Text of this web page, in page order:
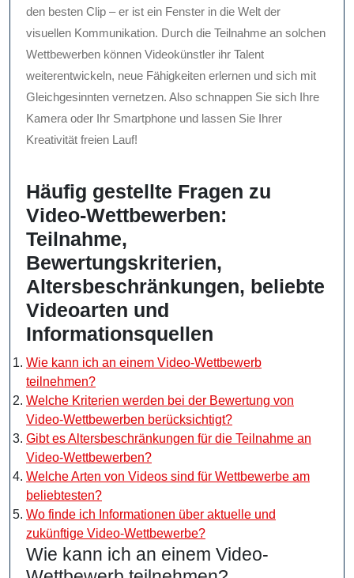
den besten Clip – er ist ein Fenster in die Welt der
visuellen Kommunikation. Durch die Teilnahme an solchen
Wettbewerben können Videokünstler ihr Talent
weiterentwickeln, neue Fähigkeiten erlernen und sich mit
Gleichgesinnten vernetzen. Also schnappen Sie sich Ihre
Kamera oder Ihr Smartphone und lassen Sie Ihrer
Kreativität freien Lauf!
Häufig gestellte Fragen zu
Video-Wettbewerben:
Teilnahme,
Bewertungskriterien,
Altersbeschränkungen, beliebte
Videoarten und
Informationsquellen
Wie kann ich an einem Video-Wettbewerb
teilnehmen?
Welche Kriterien werden bei der Bewertung von
Video-Wettbewerben berücksichtigt?
Gibt es Altersbeschränkungen für die Teilnahme an
Video-Wettbewerben?
Welche Arten von Videos sind für Wettbewerbe am
beliebtesten?
Wo finde ich Informationen über aktuelle und
zukünftige Video-Wettbewerbe?
Wie kann ich an einem Video-